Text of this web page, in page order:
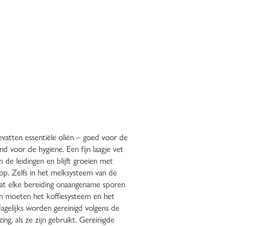
essentiële oliën – goed voor de
voor de hygiëne. Een fijn laagje vet
de leidingen en blijft groeien met
Zelfs in het melksysteem van de
elke bereiding onaangename sporen
moeten het koffiesysteem en het
worden gereinigd volgens de
als ze zijn gebruikt. Gereinigde